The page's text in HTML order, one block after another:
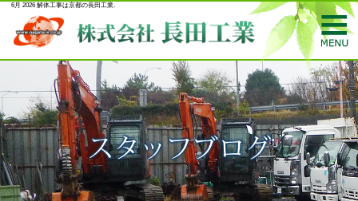
6月 2026 解体工事は京都の長田工業.